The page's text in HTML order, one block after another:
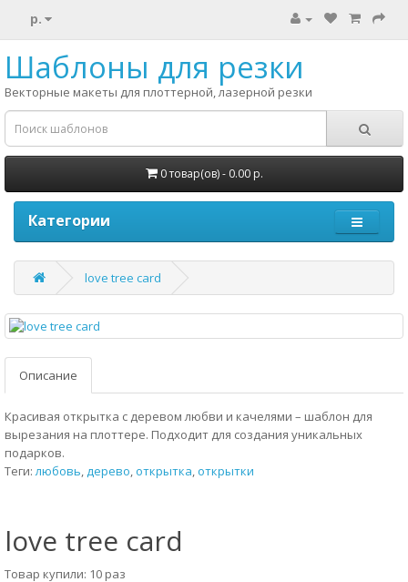
р.
Шаблоны для резки
Векторные макеты для плоттерной, лазерной резки
0 товар(ов) - 0.00 р.
Категории
love tree card
Описание
Красивая открытка с деревом любви и качелями – шаблон для
вырезания на плоттере. Подходит для создания уникальных
подарков.
Теги:любовь,дерево,открытка,открытки
love tree card
Товар купили: 10 раз